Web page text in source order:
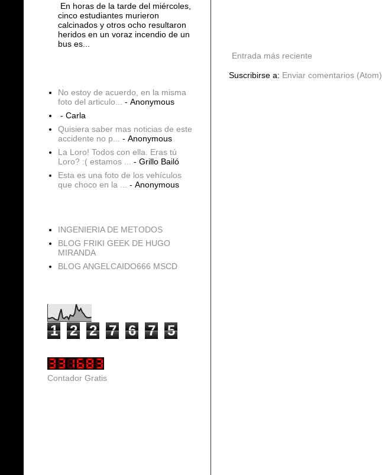
Entrada más reciente
Suscribirse a: Enviar comentarios (Atom)
En horas de la tarde del miércoles,
cinco estudiantes murieron
calcinados y otros ocho resultaron
heridos en un voraz incendio de un
bus es...
No estoy de acuerdo, en la misma
foto del articulo...
- Anonymous
- Carla
Quisiera saber mas noticias de este
accidente no p...
- Anonymous
La Loro! Todos con ella. Eras tú
Loro? :( estamos ...
- Grillo Bailó
Esta es una foto de los vehículos
que choco en la ...
- Anonymous
INGENIERIA DE METODOS
BLOG FRIKI GEEK DE HUGO
MIRANDA
BLOG ANGELCAIDO666 MSCD
1 2 2 7 6 7 5
Contador Gratis